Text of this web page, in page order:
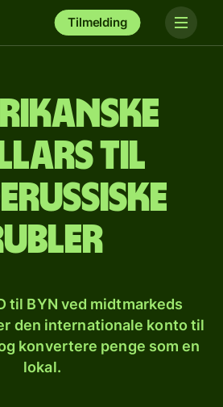
Tilmelding
til
til BYN ved midtmarkeds
den internationale konto til
konvertere penge som en
lokal.